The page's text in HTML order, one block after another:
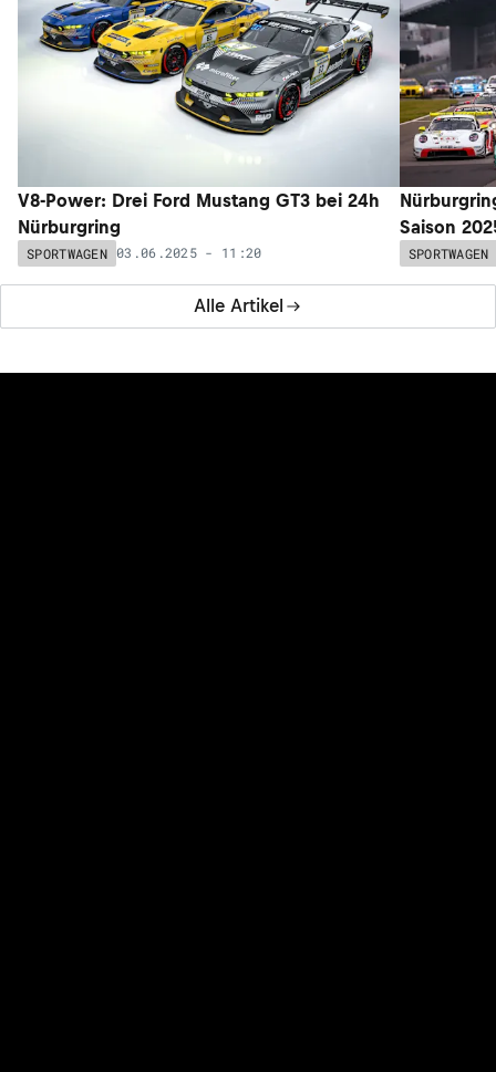
Alle Artikel
V8-Power: Drei Ford Mustang GT3 bei 24h
Nürburgring
SPORTWAGEN 03.06.2025 - 11:20
Saison
SPORTWAGEN